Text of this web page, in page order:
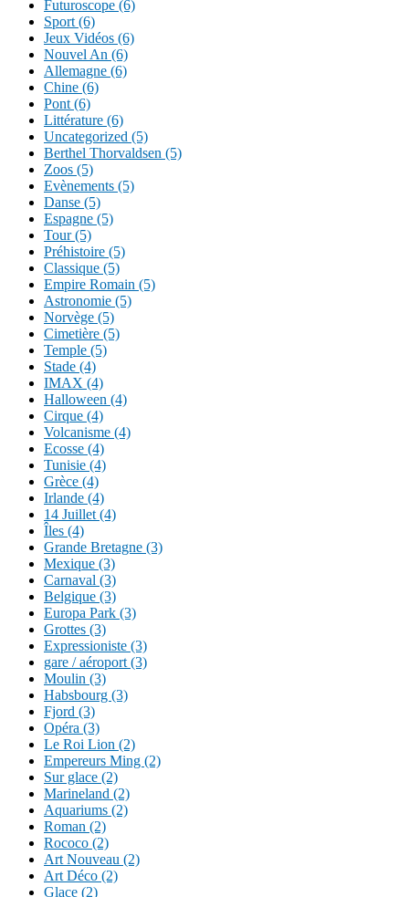
Futuroscope (6)
Sport (6)
Jeux Vidéos (6)
Nouvel An (6)
Allemagne (6)
Chine (6)
Pont (6)
Littérature (6)
Uncategorized (5)
Berthel Thorvaldsen (5)
Zoos (5)
Evènements (5)
Danse (5)
Espagne (5)
Tour (5)
Préhistoire (5)
Classique (5)
Empire Romain (5)
Astronomie (5)
Norvège (5)
Cimetière (5)
Temple (5)
Stade (4)
IMAX (4)
Halloween (4)
Cirque (4)
Volcanisme (4)
Ecosse (4)
Tunisie (4)
Grèce (4)
Irlande (4)
14 Juillet (4)
Îles (4)
Grande Bretagne (3)
Mexique (3)
Carnaval (3)
Belgique (3)
Europa Park (3)
Grottes (3)
Expressioniste (3)
gare / aéroport (3)
Moulin (3)
Habsbourg (3)
Fjord (3)
Opéra (3)
Le Roi Lion (2)
Empereurs Ming (2)
Sur glace (2)
Marineland (2)
Aquariums (2)
Roman (2)
Rococo (2)
Art Nouveau (2)
Art Déco (2)
Glace (2)